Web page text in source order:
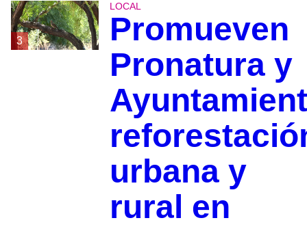
3
LOCAL
Promueven
Pronatura y
urbana y
rural en